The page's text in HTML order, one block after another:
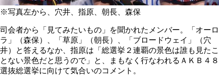
※写真左から、穴井、指原、朝長、森保
司会者から「見てみたいもの」を聞かれたメンバー。「オーロ
ラ」（森保）、「草原」（朝長）、「ブロードウェイ」（穴
井）と答えるなか、指原は「総選挙２連覇の景色は誰も見たこ
とない景色だと思うので」と、まもなく行なわれるＡＫＢ４８
選抜総選挙に向けて気合いのコメント。